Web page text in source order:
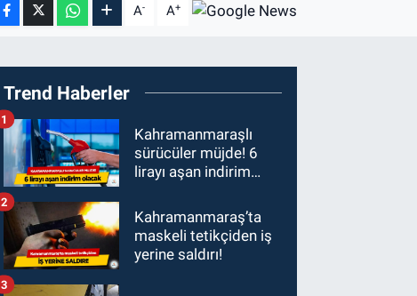
A- A+
Trend Haberler
Kahramanmaraşlı
sürücüler müjde! 6
lirayı aşan indirim
1
Kahramanmaraş’ta
maskeli tetikçiden iş
yerine saldırı!
2
3